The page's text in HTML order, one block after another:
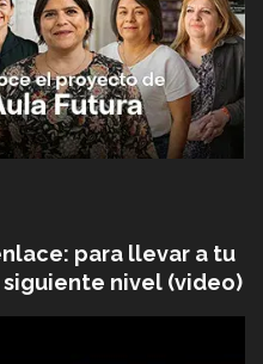
para llevar a tu
siguiente nivel (video)